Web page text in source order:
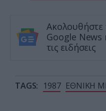
Ακολουθήστε
Google News
τις ειδήσεις
TAGS: 1987 ΕΘΝΙΚΗ